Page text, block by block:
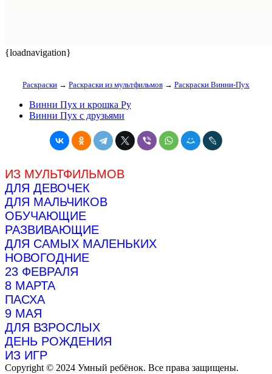
{loadnavigation}
Раскраски → Раскраски из мультфильмов → Раскраски Винни-Пух
Винни Пух и крошка Ру
Винни Пух с друзьями
ИЗ МУЛЬТФИЛЬМОВ
ДЛЯ ДЕВОЧЕК
ДЛЯ МАЛЬЧИКОВ
ОБУЧАЮЩИЕ
РАЗВИВАЮЩИЕ
ДЛЯ САМЫХ МАЛЕНЬКИХ
НОВОГОДНИЕ
23 ФЕВРАЛЯ
8 МАРТА
ПАСХА
9 МАЯ
ДЛЯ ВЗРОСЛЫХ
ДЕНЬ РОЖДЕНИЯ
ИЗ ИГР
Copyright © 2024 Умный ребёнок. Все права защищены.